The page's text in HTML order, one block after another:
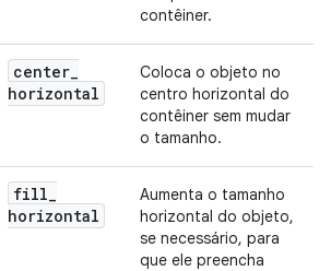
contêiner.
center_
horizontal
Coloca o objeto no
centro horizontal do
contêiner sem mudar
o tamanho.
fill_
horizontal
Aumenta o tamanho
horizontal do objeto,
se necessário, para
que ele preencha